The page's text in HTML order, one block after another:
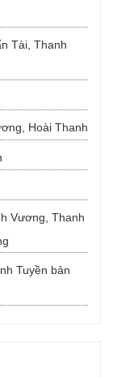
Tài, Thanh
Hoài Thanh
Vương, Thanh
Tuyền bản